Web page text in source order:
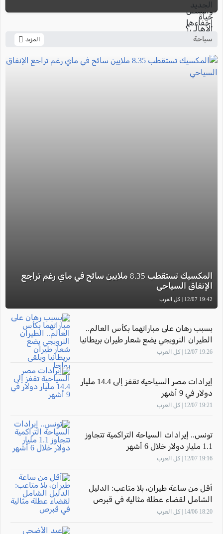
سياحة المزيد
المكسيك تستقطب 8.35 ملايين سائح في ماي رغم تراجع
الإنفاق السياحي
19:42 12/07 | كل العرب
بسبب رهان على مباراتهما بكأس العالم..
الطيران النرويجي يضع شعار طيران بريطانيا
ويلقى رواجا
19:26 12/07 | كل العرب
إيرادات مصر السياحية تقفز إلى 14.4 مليار
دولار في 9 أشهر
19:21 12/07 | كل العرب
تونس.. إيرادات السياحة التراكمية تتجاوز
1.1 مليار دولار خلال 6 أشهر
19:16 12/07 | كل العرب
أقل من ساعة طيران، بلا متاعب: الدليل
الشامل لقضاء عطلة مثالية في قبرص
18:20 14/06 | كل العرب